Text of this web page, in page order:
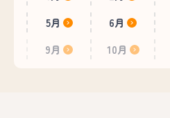
5月
6月
9月
10月